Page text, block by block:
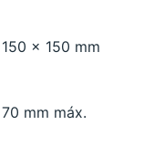
x 150 mm
mm máx.